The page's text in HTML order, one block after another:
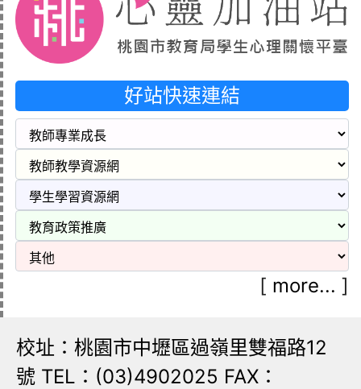
好站快速連結
[ more... ]
校址：桃園市中壢區過嶺里雙福路12
號 TEL：(03)4902025 FAX：